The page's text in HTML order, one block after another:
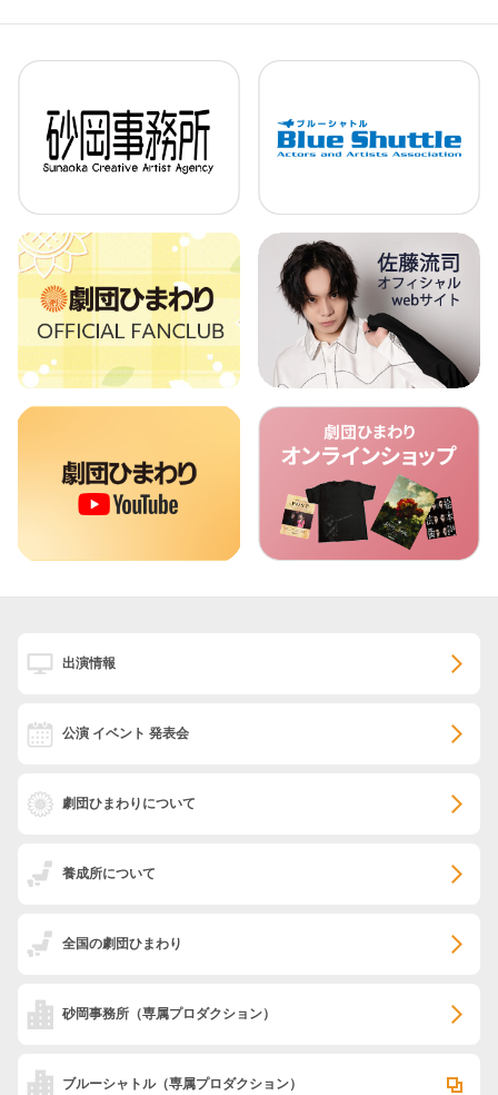
出演情報
公演 イベント 発表会
劇団ひまわりについて
養成所について
全国の劇団ひまわり
砂岡事務所 （専属プロダクション）
ブルーシャトル（専属プロダクション）